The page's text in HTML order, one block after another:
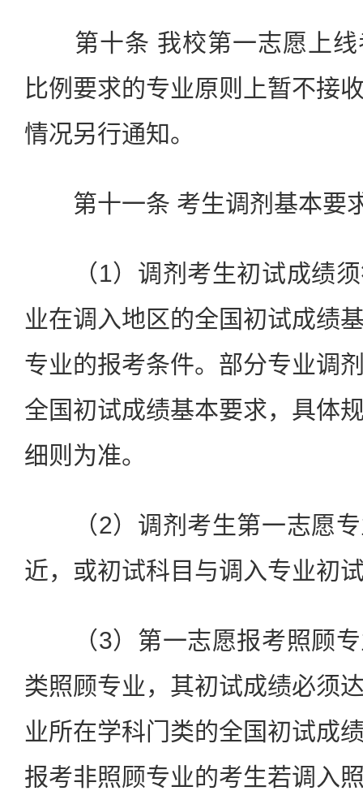
第十条 我校第一志愿上线
比例要求的专业原则上暂不接
情况另行通知。
第十一条 考生调剂基本要
（1）调剂考生初试成绩须
业在调入地区的全国初试成绩
专业的报考条件。部分专业调
全国初试成绩基本要求，具体
细则为准。
（2）调剂考生第一志愿专
近，或初试科目与调入专业初
（3）第一志愿报考照顾专
类照顾专业，其初试成绩必须
业所在学科门类的全国初试成
报考非照顾专业的考生若调入